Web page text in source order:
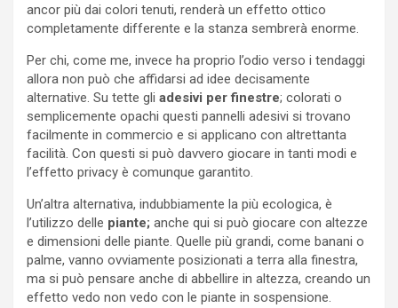
ancor più dai colori tenuti, renderà un effetto ottico
completamente differente e la stanza sembrerà enorme.
Per chi, come me, invece ha proprio l’odio verso i tendaggi
allora non può che affidarsi ad idee decisamente
alternative. Su tette gli adesivi per finestre; colorati o
semplicemente opachi questi pannelli adesivi si trovano
facilmente in commercio e si applicano con altrettanta
facilità. Con questi si può davvero giocare in tanti modi e
l’effetto privacy è comunque garantito.
Un’altra alternativa, indubbiamente la più ecologica, è
l’utilizzo delle piante; anche qui si può giocare con altezze
e dimensioni delle piante. Quelle più grandi, come banani o
palme, vanno ovviamente posizionati a terra alla finestra,
ma si può pensare anche di abbellire in altezza, creando un
effetto vedo non vedo con le piante in sospensione.